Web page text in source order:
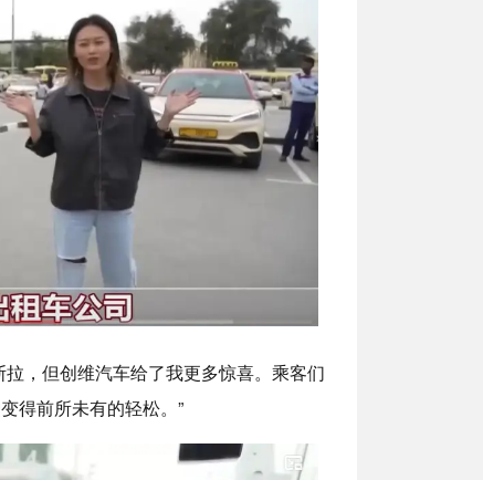
，但创维汽车给了我更多惊喜。乘客们
得前所未有的轻松。”